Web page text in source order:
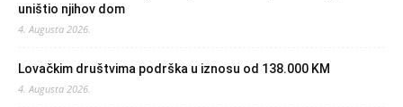
uništio njihov dom
4. Augusta 2026.
Lovačkim društvima podrška u iznosu od 138.000 KM
4. Augusta 2026.